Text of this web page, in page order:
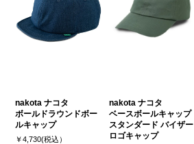
nakota ナコタ
ボールドラウンドボー
ルキャップ
￥4,730(税込）
nakota ナコタ
ベースボールキャップ
スタンダード バイザー
ロゴキャップ